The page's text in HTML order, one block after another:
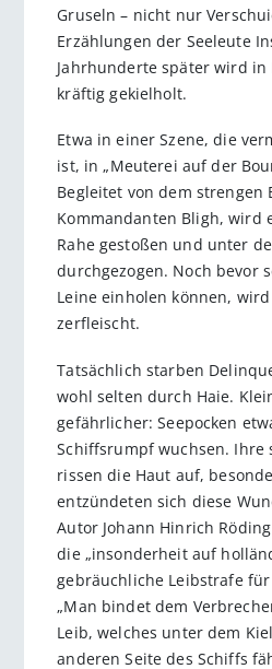
Gruseln – nicht nur
Erzählungen der Seeleute
Jahrhunderte später wird in
kräftig gekielholt.
Etwa in einer Szene, die
ist, in „Meuterei auf der
Begleitet von dem strengen
Kommandanten Bligh, wird
Rahe gestoßen und unter
durchgezogen. Noch bevor
Leine einholen können,
zerfleischt.
Tatsächlich starben
wohl selten durch Haie.
gefährlicher: Seepocken
Schiffsrumpf wuchsen. Ihre
rissen die Haut auf,
entzündeten sich diese
Autor Johann Hinrich
die „insonderheit auf
gebräuchliche Leibstrafe
„Man bindet dem
Leib, welches unter dem
anderen Seite des Schiffs